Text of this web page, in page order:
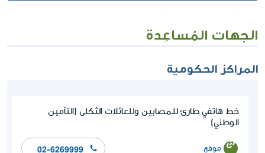
الجهات المُساعِدة
المراكز الحكومية
خط هاتفي طارئ للمصابين وللعائلات الثكلى (التأمين
الوطني)
موقع 02-6269999